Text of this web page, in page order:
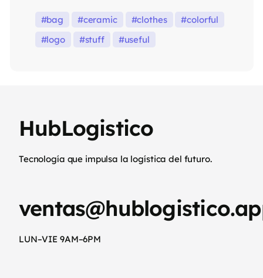
bag ceramic clothes
colorful
logo
stuff useful
HubLogistico
Tecnología que impulsa la logística del futuro.
LUN–VIE 9AM–6PM